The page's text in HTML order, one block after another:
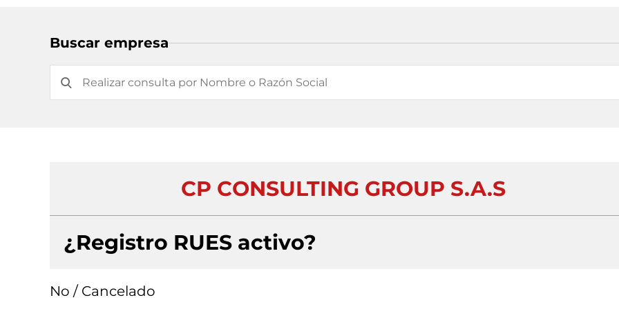
Buscar empresa
CP CONSULTING GROUP S.A.S
¿Registro RUES activo?
No / Cancelado